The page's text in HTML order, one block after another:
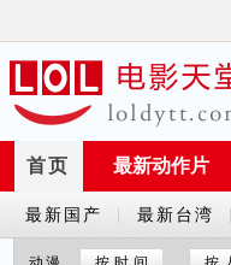
首页 最新动作片
最新国产 最新台湾